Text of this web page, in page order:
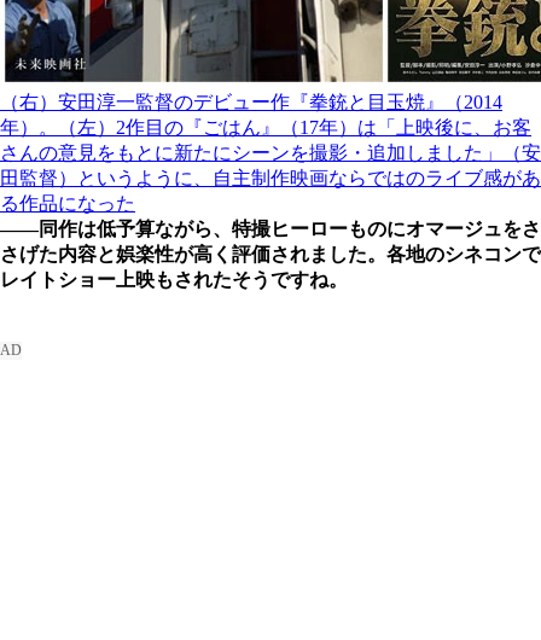
（右）安田淳一監督のデビュー作『拳銃と目玉焼』（2014
年）。（左）2作目の『ごはん』（17年）は「上映後に、お客
さんの意見をもとに新たにシーンを撮影・追加しました」（安
田監督）というように、自主制作映画ならではのライブ感があ
る作品になった
――同作は低予算ながら、特撮ヒーローものにオマージュをさ
さげた内容と娯楽性が高く評価されました。各地のシネコンで
レイトショー上映もされたそうですね。